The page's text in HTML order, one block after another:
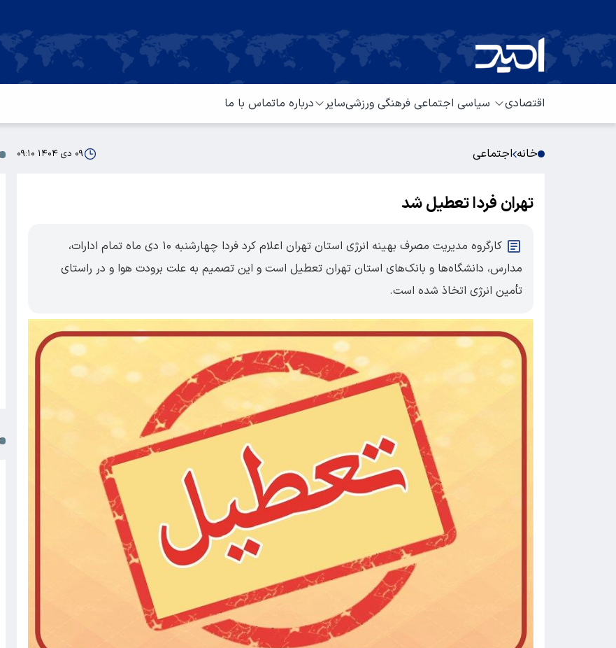
اقتصادی سیاسی اجتماعی فرهنگی ورزشیسایر درباره ماتماس با ما
خانه اجتماعی ۰۹ دی ۱۴۰۴ ۰۹:۱۰
تهران فردا تعطیل شد
کارگروه مدیریت مصرف بهینه انرژی استان تهران اعلام کرد فردا چهارشنبه ۱۰ دی ماه تمام ادارات،
مدارس، دانشگاه‌ها و بانک‌های استان تهران تعطیل است و این تصمیم به علت برودت هوا و در راستای
تأمین انرژی اتخاذ شده است.